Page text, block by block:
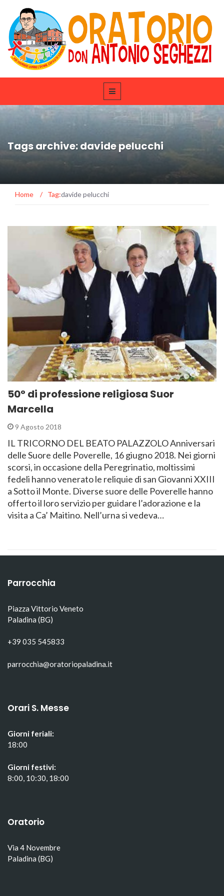
Tags archive: davide pelucchi
Home / Tag:davide pelucchi
50° di professione religiosa Suor
Marcella
9 Agosto 2018
IL TRICORNO DEL BEATO PALAZZOLO Anniversari
delle Suore delle Poverelle, 16 giugno 2018. Nei giorni
scorsi, in occasione della Peregrinatio, moltissimi
fedeli hanno venerato le reliquie di san Giovanni XXIII
a Sotto il Monte. Diverse suore delle Poverelle hanno
offerto il loro servizio per guidare l’adorazione e la
visita a Ca’ Maitino. Nell’urna si vedeva…
Parrocchia
Piazza Vittorio Veneto
Paladina (BG)
+39 035 545833
parrocchia@oratoriopaladina.it
Orari S. Messe
Giorni feriali:
18:00
Giorni festivi:
8:00, 10:30, 18:00
Oratorio
Via 4 Novembre
Paladina (BG)